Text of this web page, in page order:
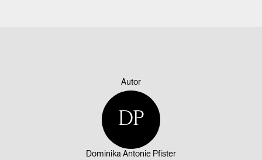
počítá s výstavbou tam, kde
to dává smysl, proto se
zaměřuje na brownfieldy
uvnitř města, které už jsou
napojené na veřejnou
dopravu a další vybavenost.
Autor
DP
Dominika Antonie Pfister